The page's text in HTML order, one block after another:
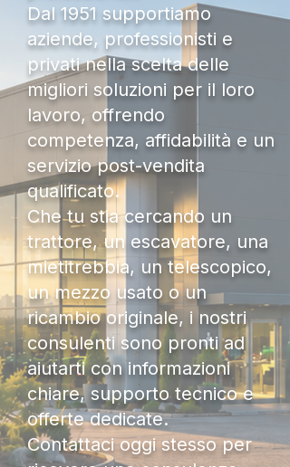
Dal 1951 supportiamo
aziende, professionisti e
privati nella scelta delle
migliori soluzioni per il loro
lavoro, offrendo
competenza, affidabilità e un
servizio post-vendita
qualificato.
Che tu stia cercando un
trattore, un escavatore, una
mietitrebbia, un telescopico,
un mezzo usato o un
ricambio originale, i nostri
consulenti sono pronti ad
aiutarti con informazioni
chiare, supporto tecnico e
offerte dedicate.
Contattaci oggi stesso per